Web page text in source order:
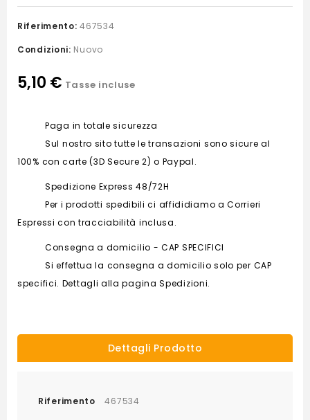
Riferimento: 467534
Condizioni: Nuovo
5,10 € Tasse incluse
Paga in totale sicurezza
Sul nostro sito tutte le transazioni sono sicure al
100% con carte (3D Secure 2) o Paypal.
Spedizione Express 48/72H
Per i prodotti spedibili ci affididiamo a Corrieri
Espressi con tracciabilità inclusa.
Consegna a domicilio - CAP SPECIFICI
Si effettua la consegna a domicilio solo per CAP
specifici. Dettagli alla pagina Spedizioni.
Dettagli Prodotto
Riferimento 467534